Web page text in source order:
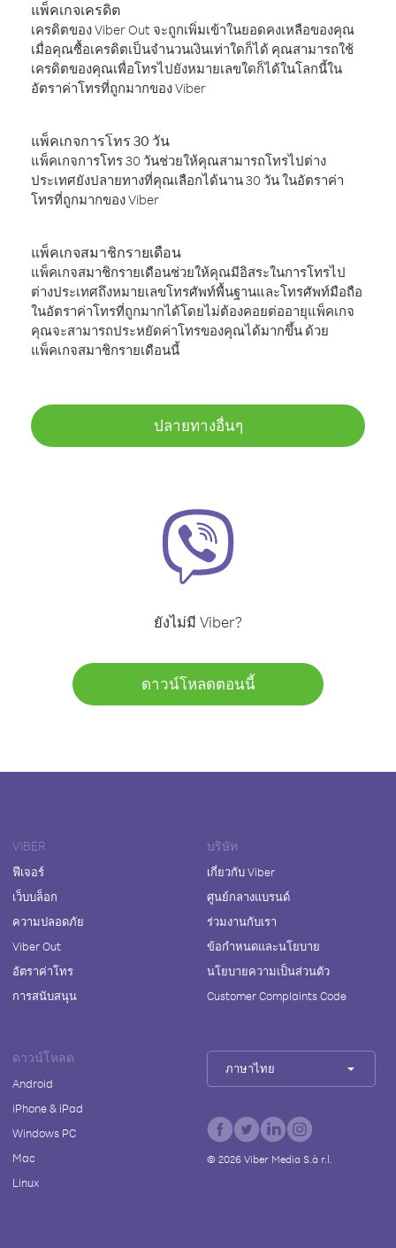
แพ็คเกจเครดิต
เครดิตของ Viber Out จะถูกเพิ่มเข้าในยอดคงเหลือของคุณ
เมื่อคุณซื้อเครดิตเป็นจำนวนเงินเท่าใดก็ได้ คุณสามารถใช้
เครดิตของคุณเพื่อโทรไปยังหมายเลขใดก็ได้ในโลกนี้ใน
อัตราค่าโทรที่ถูกมากของ Viber
แพ็คเกจการโทร 30 วัน
แพ็คเกจการโทร 30 วันช่วยให้คุณสามารถโทรไปต่าง
ประเทศยังปลายทางที่คุณเลือกได้นาน 30 วัน ในอัตราค่า
โทรที่ถูกมากของ Viber
แพ็คเกจสมาชิกรายเดือน
แพ็คเกจสมาชิกรายเดือนช่วยให้คุณมีอิสระในการโทรไป
ต่างประเทศถึงหมายเลขโทรศัพท์พื้นฐานและโทรศัพท์มือถือ
ในอัตราค่าโทรที่ถูกมากได้โดยไม่ต้องคอยต่ออายุแพ็คเกจ
คุณจะสามารถประหยัดค่าโทรของคุณได้มากขึ้น ด้วย
แพ็คเกจสมาชิกรายเดือนนี้
ปลายทางอื่นๆ
ยังไม่มี Viber?
ดาวน์โหลดตอนนี้
VIBER
ฟีเจอร์
เว็บบล็อก
ความปลอดภัย
Viber Out
อัตราค่าโทร
การสนับสนุน
บริษัท
เกี่ยวกับ Viber
ศูนย์กลางแบรนด์
ร่วมงานกับเรา
ข้อกำหนดและนโยบาย
นโยบายความเป็นส่วนตัว
Customer Complaints Code
ดาวน์โหลด
Android
iPhone & iPad
Windows PC
Mac
Linux
ภาษาไทย
© 2026Viber Media S.à r.l.